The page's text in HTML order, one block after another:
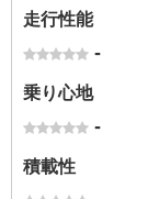
走行性能
-
乗り心地
-
積載性